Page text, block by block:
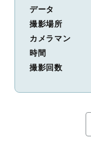
データ
撮影場所
カメラマン
時間
撮影回数